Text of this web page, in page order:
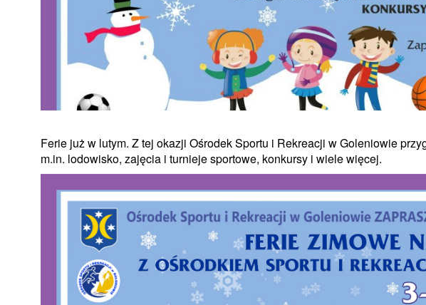
Ferie już w lutym. Z tej okazji Ośrodek Sportu i Rekreacji w Goleniowie
m.in. lodowisko, zajęcia i turnieje sportowe, konkursy i wiele więcej.